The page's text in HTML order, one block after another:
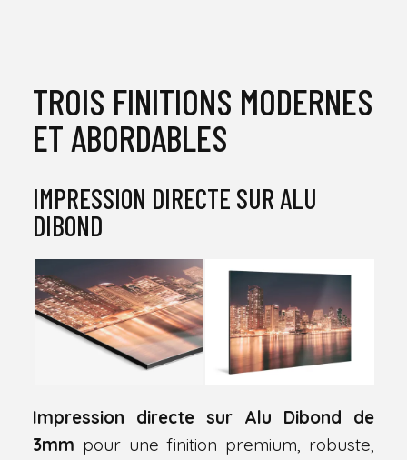
TROIS FINITIONS MODERNES
ET ABORDABLES
IMPRESSION DIRECTE SUR ALU
DIBOND
Impression directe sur Alu Dibond de
3mm pour une finition premium, robuste,